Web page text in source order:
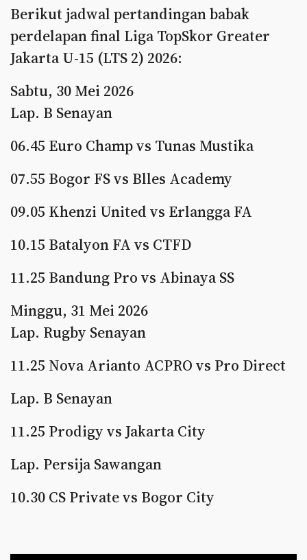
Berikut jadwal pertandingan babak
perdelapan final Liga TopSkor Greater
Jakarta U-15 (LTS 2) 2026:
Sabtu, 30 Mei 2026
Lap. B Senayan
06.45 Euro Champ vs Tunas Mustika
07.55 Bogor FS vs Blles Academy
09.05 Khenzi United vs Erlangga FA
10.15 Batalyon FA vs CTFD
11.25 Bandung Pro vs Abinaya SS
Minggu, 31 Mei 2026
Lap. Rugby Senayan
11.25 Nova Arianto ACPRO vs Pro Direct
Lap. B Senayan
11.25 Prodigy vs Jakarta City
Lap. Persija Sawangan
10.30 CS Private vs Bogor City